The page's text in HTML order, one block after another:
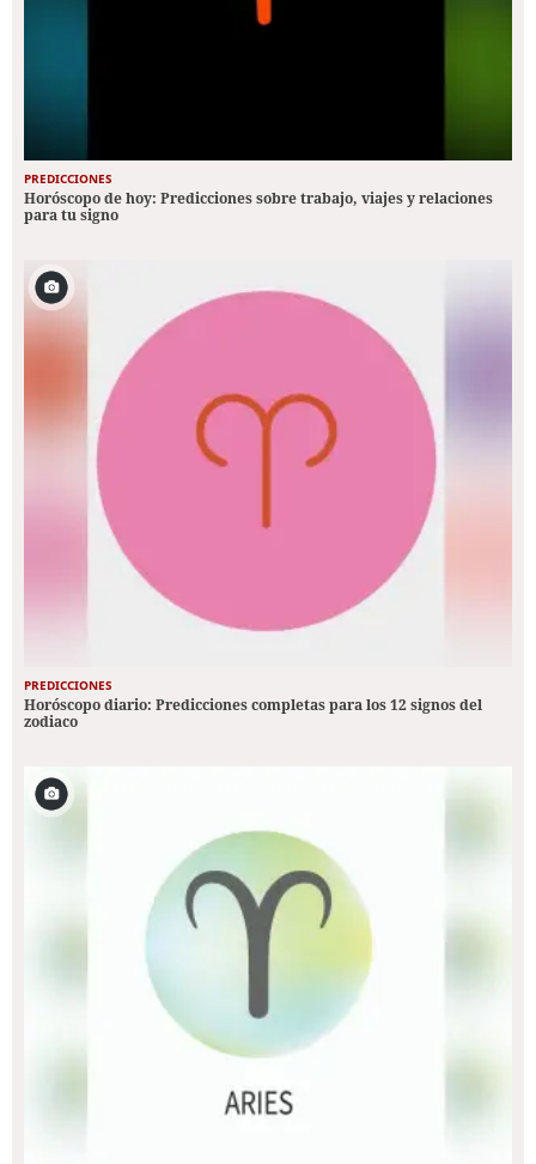
PREDICCIONES
Horóscopo de hoy: Predicciones sobre trabajo, viajes y relaciones
para tu signo
PREDICCIONES
Horóscopo diario: Predicciones completas para los 12 signos del
zodiaco